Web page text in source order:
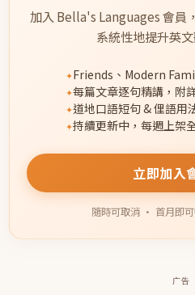
加入 Bella's Languages 會員
系統性地提升英
Friends、Modern
每篇文章逐句精講，附
道地口語短句 & 俚語用
持續更新中，每週上架
立即加入
隨時可取消 · 首月即
广告